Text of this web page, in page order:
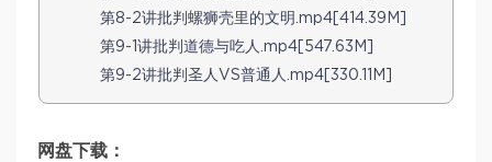
第8-2讲批判螺狮壳里的文明.mp4[414.39M]
第9-1讲批判道德与吃人.mp4[547.63M]
第9-2讲批判圣人VS普通人.mp4[330.11M]
网盘下载：